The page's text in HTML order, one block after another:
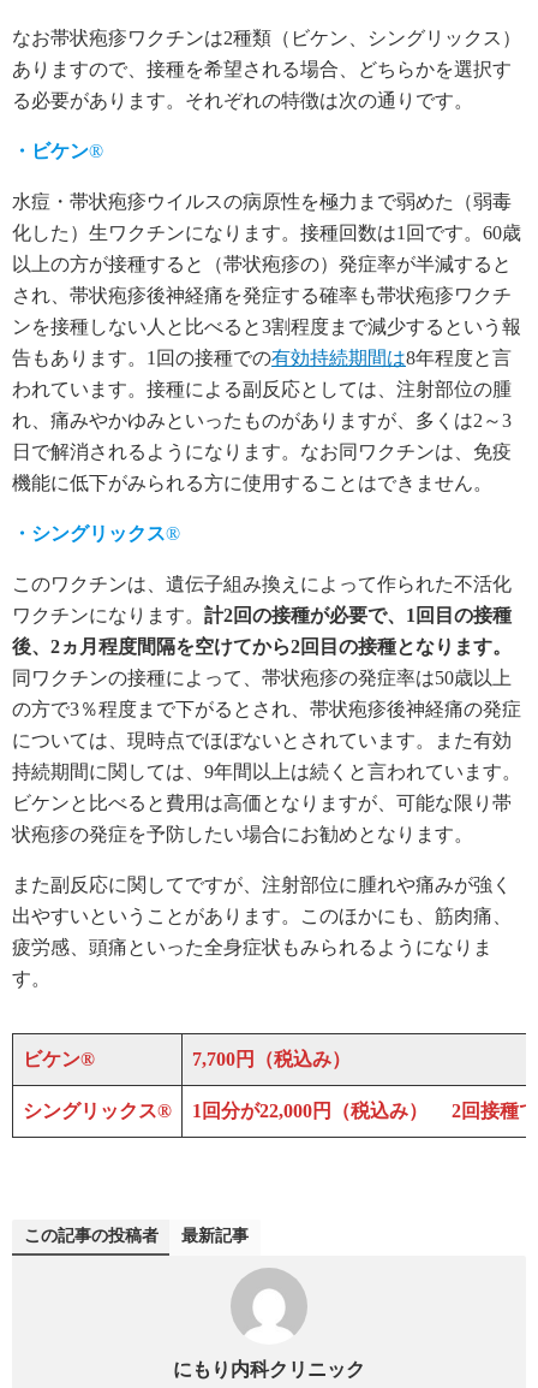
なお帯状疱疹ワクチンは2種類（ビケン、シングリックス）
ありますので、接種を希望される場合、どちらかを選択す
る必要があります。それぞれの特徴は次の通りです。
・ビケン®
水痘・帯状疱疹ウイルスの病原性を極力まで弱めた（弱毒
化した）生ワクチンになります。接種回数は1回です。60歳
以上の方が接種すると（帯状疱疹の）発症率が半減すると
され、帯状疱疹後神経痛を発症する確率も帯状疱疹ワクチ
ンを接種しない人と比べると3割程度まで減少するという報
告もあります。1回の接種での有効持続期間は8年程度と言
われています。接種による副反応としては、注射部位の腫
れ、痛みやかゆみといったものがありますが、多くは2～3
日で解消されるようになります。なお同ワクチンは、免疫
機能に低下がみられる方に使用することはできません。
・シングリックス®
このワクチンは、遺伝子組み換えによって作られた不活化
ワクチンになります。 計2回の接種が必要で、1回目の接種
後、2ヵ月程度間隔を空けてから2回目の接種となります。
同ワクチンの接種によって、帯状疱疹の発症率は50歳以上
の方で3％程度まで下がるとされ、帯状疱疹後神経痛の発症
については、現時点でほぼないとされています。また有効
持続期間に関しては、9年間以上は続くと言われています。
ビケンと比べると費用は高価となりますが、可能な限り帯
状疱疹の発症を予防したい場合にお勧めとなります。
また副反応に関してですが、注射部位に腫れや痛みが強く
出やすいということがあります。このほかにも、筋肉痛、
疲労感、頭痛といった全身症状もみられるようになりま
す。
ビケン® 7,700円（税込み）
シングリックス® 1回分が22,000円（税込み） 2回接種
この記事の投稿者 最新記事
にもり内科クリニック